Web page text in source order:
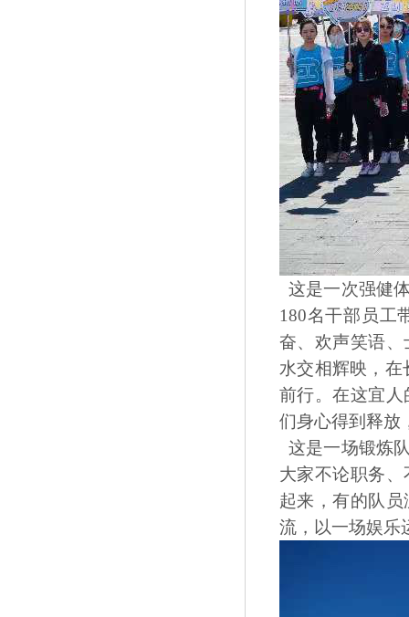
这是一次强健
180名干部员工
奋、欢声笑语
水交相辉映，在
前行。在这宜
们身心得到释放
这是一场锻炼
大家不论职务
起来，有的队
流，以一场娱乐